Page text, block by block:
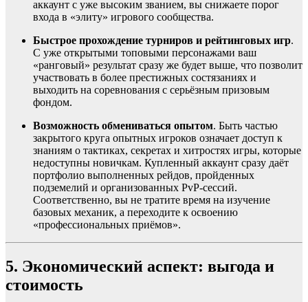
аккаунт с уже высоким званием, вы снижаете порог
входа в «элиту» игрового сообщества.
Быстрое прохождение турниров и рейтинговых игр.
С уже открытыми топовыми персонажами ваш
«ранговый» результат сразу же будет выше, что позволит
участвовать в более престижных состязаниях и
выходить на соревнования с серьёзным призовым
фондом.
Возможность обмениваться опытом. Быть частью
закрытого круга опытных игроков означает доступ к
знаниям о тактиках, секретах и хитростях игры, которые
недоступны новичкам. Купленный аккаунт сразу даёт
портфолио выполненных рейдов, пройденных
подземелий и организованных PvP-сессий.
Соответственно, вы не тратите время на изучение
базовых механик, а переходите к освоению
«профессиональных приёмов».
5. Экономический аспект: выгода и
стоимость